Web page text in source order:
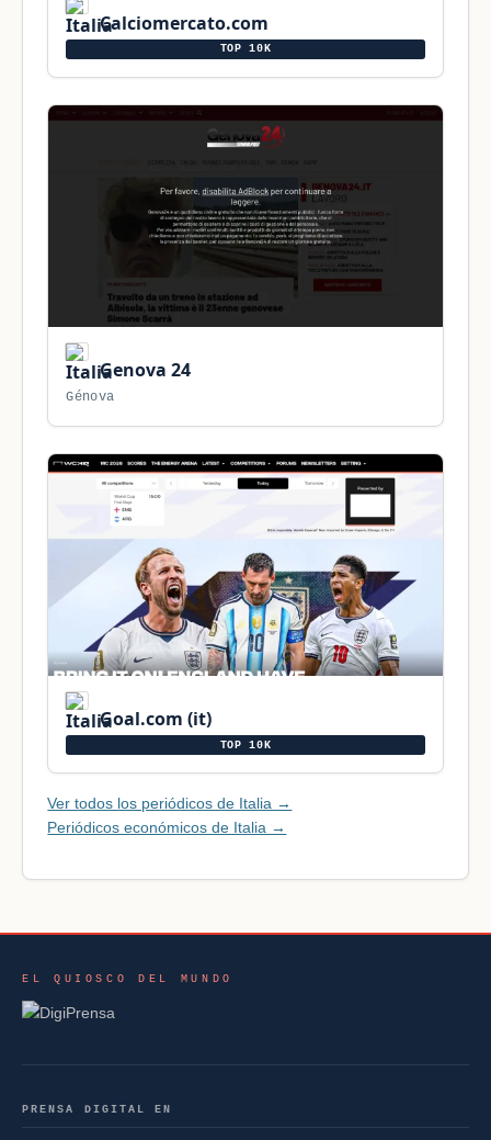
Calciomercato.com
TOP 10K
Genova 24
Génova
Goal.com (it)
TOP 10K
Ver todos los periódicos de Italia →
Periódicos económicos de Italia →
EL QUIOSCO DEL MUNDO
PRENSA DIGITAL EN